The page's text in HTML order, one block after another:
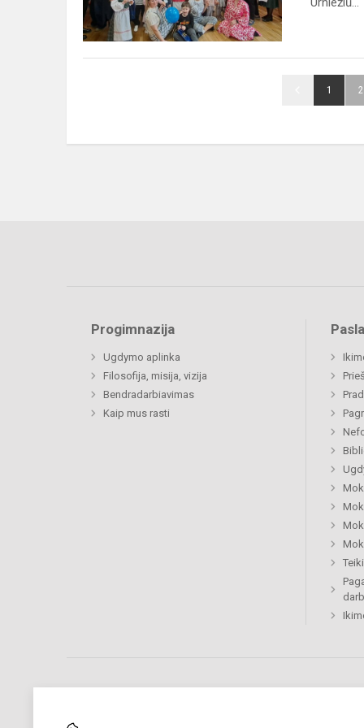
įstaigų
mažųjų
s...
1 2
Progimnazija
Ugdymo aplinka
Filosofija, misija, vizija
Bendradarbiavimas
Kaip mus rasti